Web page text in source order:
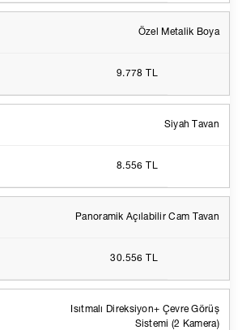
Özel Metalik Boya
9.778 TL
Siyah Tavan
8.556 TL
Panoramik Açılabilir Cam Tavan
30.556 TL
Isıtmalı Direksiyon+ Çevre Görüş
Sistemi (2 Kamera)